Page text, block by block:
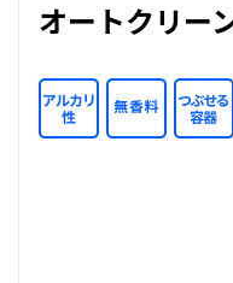
オートクリー